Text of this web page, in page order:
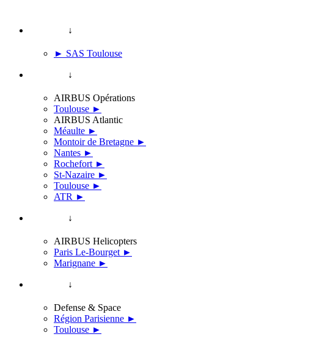
↓
► SAS Toulouse
↓
AIRBUS Opérations
Toulouse ►
AIRBUS Atlantic
Méaulte ►
Montoir de Bretagne ►
Nantes ►
Rochefort ►
St-Nazaire ►
Toulouse ►
ATR ►
↓
AIRBUS Helicopters
Paris Le-Bourget ►
Marignane ►
↓
Defense & Space
Région Parisienne ►
Toulouse ►